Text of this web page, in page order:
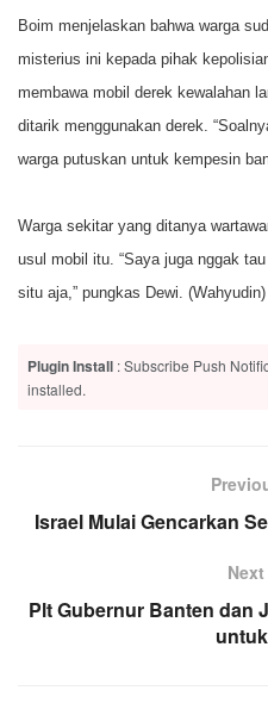
Boim menjelaskan bahwa warga
misterius ini kepada pihak
membawa mobil derek kewalahan
ditarik menggunakan derek.
warga putuskan untuk kempesin
Warga sekitar yang ditanya
usul mobil itu. “Saya juga nggak
situ aja,” pungkas Dewi. (Wahyudin)
Plugin Install : Subscribe Push
installed.
Israel Mulai Gencarkan
Plt Gubernur Banten dan